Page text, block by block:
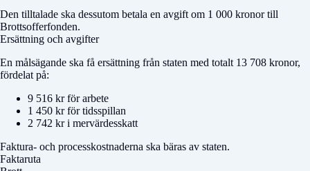
Den tilltalade ska dessutom betala en avgift om 1 000 kronor till
Brottsofferfonden.
Ersättning och avgifter
En målsägande ska få ersättning från staten med totalt 13 708 kronor,
fördelat på:
9 516 kr för arbete
1 450 kr för tidsspillan
2 742 kr i mervärdesskatt
Faktura- och processkostnaderna ska bäras av staten.
Faktaruta